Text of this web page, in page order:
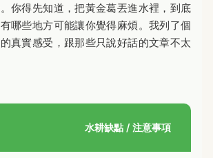
你得先知道，把黃金葛丟進水裡，到底
哪些地方可能讓你覺得麻煩。我列了個
真實感受，跟那些只說好話的文章不太
水耕缺點 / 注意事項